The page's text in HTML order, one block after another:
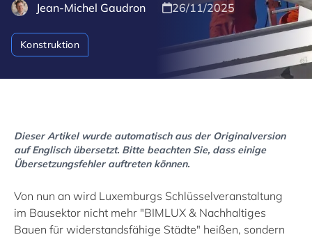
Jean-Michel Gaudron 26/11/2025
Konstruktion
Dieser Artikel wurde automatisch aus der Originalversion
auf Englisch übersetzt. Bitte beachten Sie, dass einige
Übersetzungsfehler auftreten können.
Von nun an wird Luxemburgs Schlüsselveranstaltung
im Bausektor nicht mehr "BIMLUX & Nachhaltiges
Bauen für widerstandsfähige Städte" heißen, sondern